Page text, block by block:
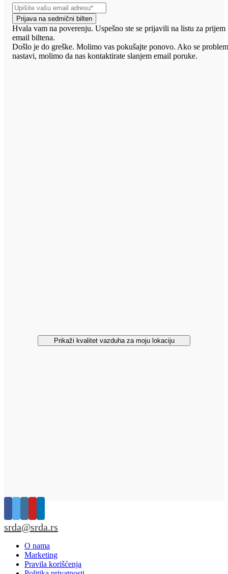
Prijava na sedmični bilten
Hvala vam na poverenju. Uspešno ste se prijavili na listu za prijem
email biltena.
Došlo je do greške. Molimo vas pokušajte ponovo. Ako se
nastavi, molimo da nas kontaktirate slanjem email poruke.
Prikaži kvalitet vazduha za moju lokaciju
srda@srda.rs
O nama
Marketing
Pravila korišćenja